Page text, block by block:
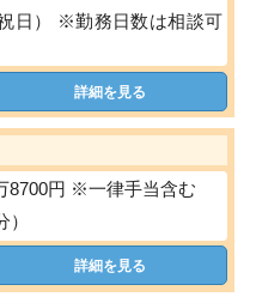
日） ※勤務⽇数は相談可
詳細を見る
8700円 ※一律手当含む
詳細を見る